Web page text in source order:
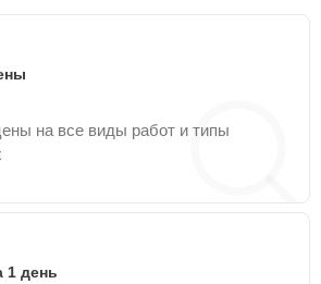
на все виды работ и типы
1 день